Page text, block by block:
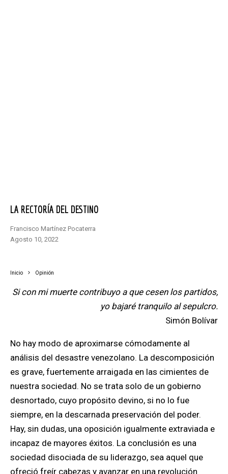
LA RECTORÍA DEL DESTINO
Francisco Martínez Pocaterra
agosto 10, 2022
Inicio Opinión
Si con mi muerte contribuyo a que cesen los partidos,
yo bajaré tranquilo al sepulcro.
Simón Bolívar
No hay modo de aproximarse cómodamente al
análisis del desastre venezolano. La descomposición
es grave, fuertemente arraigada en las cimientes de
nuestra sociedad. No se trata solo de un gobierno
desnortado, cuyo propósito devino, si no lo fue
siempre, en la descarnada preservación del poder.
Hay, sin dudas, una oposición igualmente extraviada e
incapaz de mayores éxitos. La conclusión es una
sociedad disociada de su liderazgo, sea aquel que
ofreció freír cabezas y avanzar en una revolución